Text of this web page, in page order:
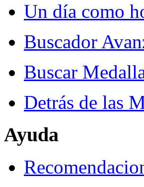
Un día como
Buscador
Buscar
Detrás de las
Ayuda